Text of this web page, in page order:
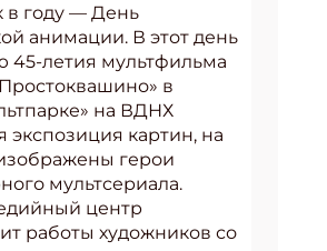
в году — День
анимации. В этот день
45-летия мультфильма
в
на ВДНХ
экспозиция картин, на
герои
мультсериала.
центр
работы художников со